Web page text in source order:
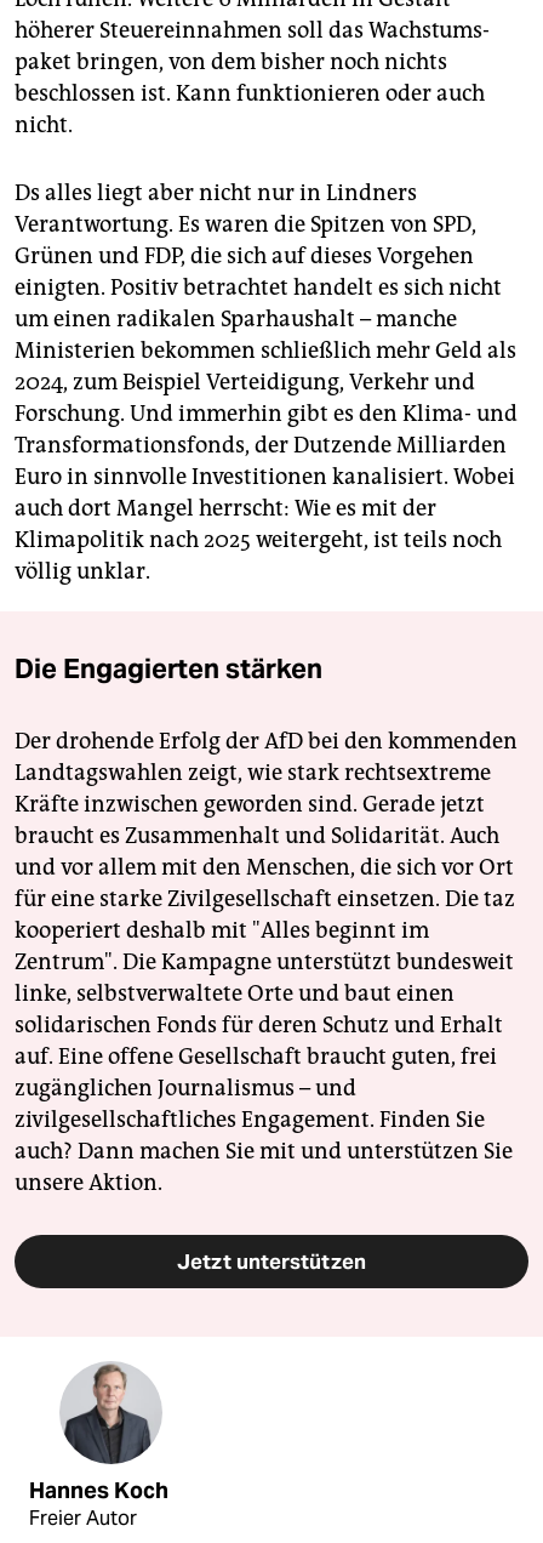
höherer Steuereinnahmen soll das Wachstums­
paket bringen, von dem bisher noch nichts
beschlossen ist. Kann funktionieren oder auch
nicht.
Ds alles liegt aber nicht nur in Lindners
Verantwortung. Es waren die Spitzen von SPD,
Grünen und FDP, die sich auf dieses Vorgehen
einigten. Positiv betrachtet handelt es sich nicht
um einen radikalen Sparhaushalt – manche
Ministerien bekommen schließlich mehr Geld als
2024, zum Beispiel Verteidigung, Verkehr und
Forschung. Und immerhin gibt es den Klima- und
Transformationsfonds, der Dutzende Milliarden
Euro in sinnvolle Investi­tionen kanalisiert. Wobei
auch dort Mangel herrscht: Wie es mit der
Klimapolitik nach 2025 weitergeht, ist teils noch
völlig unklar.
Die Engagierten stärken
Der drohende Erfolg der AfD bei den kommenden
Landtagswahlen zeigt, wie stark rechtsextreme
Kräfte inzwischen geworden sind. Gerade jetzt
braucht es Zusammenhalt und Solidarität. Auch
und vor allem mit den Menschen, die sich vor Ort
für eine starke Zivilgesellschaft einsetzen. Die taz
kooperiert deshalb mit "Alles beginnt im
Zentrum". Die Kampagne unterstützt bundesweit
linke, selbstverwaltete Orte und baut einen
solidarischen Fonds für deren Schutz und Erhalt
auf. Eine offene Gesellschaft braucht guten, frei
zugänglichen Journalismus – und
zivilgesellschaftliches Engagement. Finden Sie
auch? Dann machen Sie mit und unterstützen Sie
unsere Aktion.
Jetzt unterstützen
Hannes Koch
Freier Autor